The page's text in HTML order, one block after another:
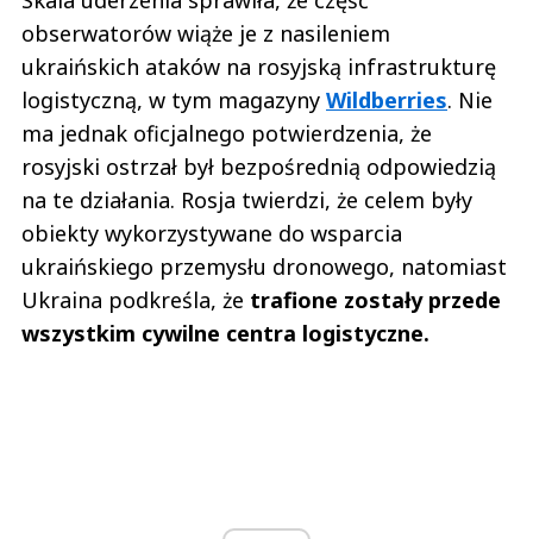
obserwatorów wiąże je z nasileniem
ukraińskich ataków na rosyjską infrastrukturę
logistyczną, w tym magazyny Wildberries. Nie
ma jednak oficjalnego potwierdzenia, że
rosyjski ostrzał był bezpośrednią odpowiedzią
na te działania. Rosja twierdzi, że celem były
obiekty wykorzystywane do wsparcia
ukraińskiego przemysłu dronowego, natomiast
Ukraina podkreśla, że trafione zostały przede
wszystkim cywilne centra logistyczne.